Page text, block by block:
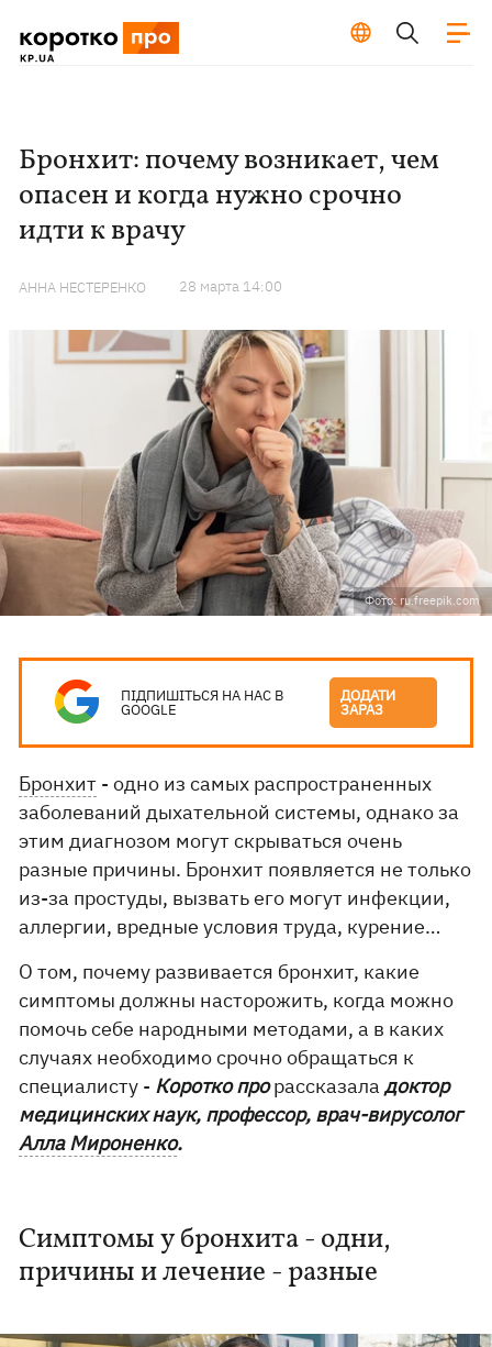
Бронхит: почему возникает, чем
опасен и когда нужно срочно
идти к врачу
АННА НЕСТЕРЕНКО 28 марта 14:00
Фото: ru.freepik.com
ПІДПИШІТЬСЯ НА НАС В
GOOGLE
ДОДАТИ
ЗАРАЗ
Бронхит - одно из самых распространенных
заболеваний дыхательной системы, однако за
этим диагнозом могут скрываться очень
разные причины. Бронхит появляется не только
из-за простуды, вызвать его могут инфекции,
аллергии, вредные условия труда, курение…
О том, почему развивается бронхит, какие
симптомы должны насторожить, когда можно
помочь себе народными методами, а в каких
случаях необходимо срочно обращаться к
специалисту - Коротко прорассказаладоктор
медицинских наук, профессор, врач-вирусолог
Алла Мироненко.
Симптомы у бронхита - одни,
причины и лечение - разные